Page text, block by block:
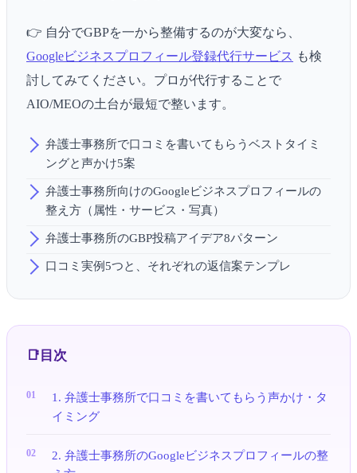
👉 自分でGBPを一から整備するのが大変なら、
Googleビジネスプロフィール登録代行サービス も検
討してみてください。プロが代行することで
AIO/MEOの土台が最短で整います。
弁護士事務所で口コミを書いてもらうベストタイミ
ングと声かけ5案
弁護士事務所向けのGoogleビジネスプロフィールの
整え方（属性・サービス・写真）
弁護士事務所のGBP投稿アイデア8パターン
口コミ実例5つと、それぞれの返信案テンプレ
目次
1. 弁護士事務所で口コミを書いてもらう声かけ・タ
イミング
2. 弁護士事務所のGoogleビジネスプロフィールの整